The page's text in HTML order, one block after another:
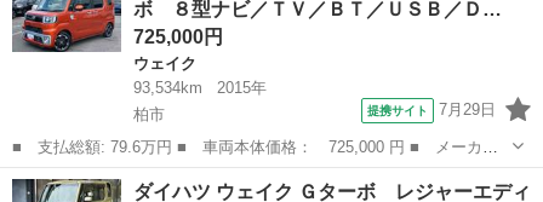
ター／純正８インチ...ボ ８型ナビ／ＴＶ／ＢＴ／ＵＳＢ／Ｄ…
725,000円
ウェイク
93,534km
2015年
柏市
提携サイト 7月29日
■ 支払総額: 79.6万円 ■ 車両本体価格： 725,000 円 ■ メーカー
名： ダイハツ ■ 車種名： ウェイク ■ グレード名： Ｇ Ｓ
Ａ ４ＷＤ ターボ ８型ナビ／ＴＶ／ＢＴ／ＵＳＢ／ＤＶＤ バッ
千葉 柏市 ウェイク
ダイハツ ウェイク Ｇターボ レジャーエディ